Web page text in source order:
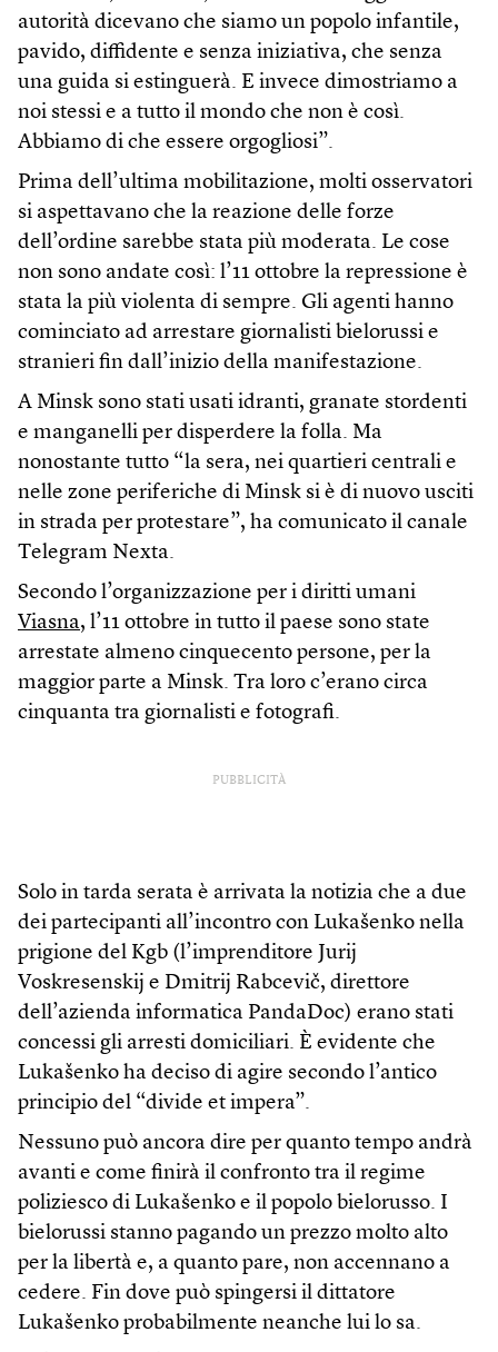
autorità dicevano che siamo un popolo infantile,
pavido, diffidente e senza iniziativa, che senza
una guida si estinguerà. E invece dimostriamo a
noi stessi e a tutto il mondo che non è così.
Abbiamo di che essere orgogliosi”.
Prima dell’ultima mobilitazione, molti osservatori
si aspettavano che la reazione delle forze
dell’ordine sarebbe stata più moderata. Le cose
non sono andate così: l’11 ottobre la repressione è
stata la più violenta di sempre. Gli agenti hanno
cominciato ad arrestare giornalisti bielorussi e
stranieri fin dall’inizio della manifestazione.
A Minsk sono stati usati idranti, granate stordenti
e manganelli per disperdere la folla. Ma
nonostante tutto “la sera, nei quartieri centrali e
nelle zone periferiche di Minsk si è di nuovo usciti
in strada per protestare”, ha comunicato il canale
Telegram Nexta.
Secondo l’organizzazione per i diritti umani
Viasna, l’11 ottobre in tutto il paese sono state
arrestate almeno cinquecento persone, per la
maggior parte a Minsk. Tra loro c’erano circa
cinquanta tra giornalisti e fotografi.
PUBBLICITÀ
Solo in tarda serata è arrivata la notizia che a due
dei partecipanti all’incontro con Lukašenko nella
prigione del Kgb (l’imprenditore Jurij
Voskresenskij e Dmitrij Rabcevič, direttore
dell’azienda informatica PandaDoc) erano stati
concessi gli arresti domiciliari. È evidente che
Lukašenko ha deciso di agire secondo l’antico
principio del “divide et impera”.
Nessuno può ancora dire per quanto tempo andrà
avanti e come finirà il confronto tra il regime
poliziesco di Lukašenko e il popolo bielorusso. I
bielorussi stanno pagando un prezzo molto alto
per la libertà e, a quanto pare, non accennano a
cedere. Fin dove può spingersi il dittatore
Lukašenko probabilmente neanche lui lo sa.